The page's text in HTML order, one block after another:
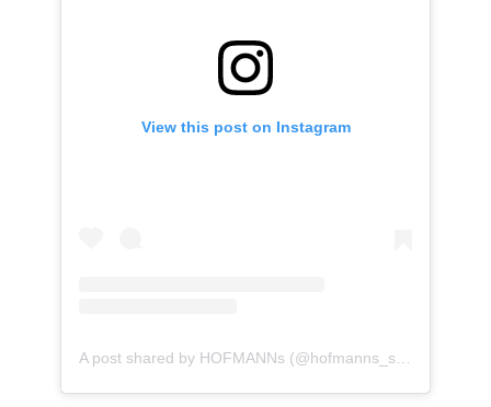
View this post on Instagram